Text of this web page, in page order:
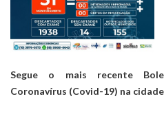
Segue o mais recente
Coronavírus (Covid-19) na